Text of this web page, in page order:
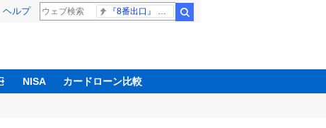
ヘルプ
NISA カードローン比較